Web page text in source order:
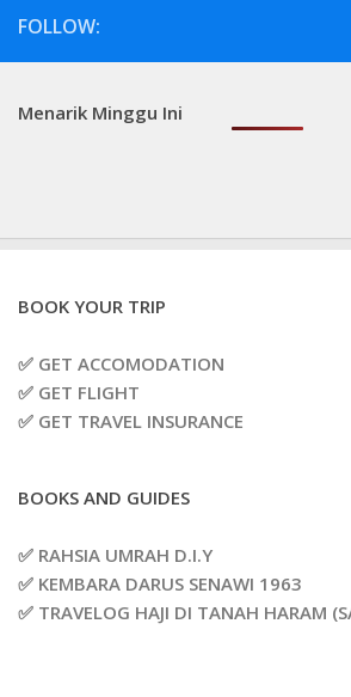
FOLLOW:
Menarik Minggu Ini
BOOK YOUR TRIP
✅ GET ACCOMODATION
✅ GET FLIGHT
✅ GET TRAVEL INSURANCE
BOOKS AND GUIDES
✅ RAHSIA UMRAH D.I.Y
✅ KEMBARA DARUS SENAWI 1963
✅ TRAVELOG HAJI DI TANAH HARAM